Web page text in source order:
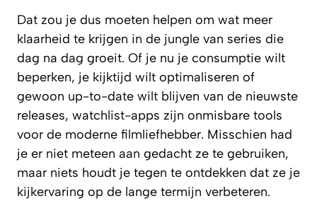
Dat zou je dus moeten helpen om wat meer
klaarheid te krijgen in de jungle van series die
dag na dag groeit. Of je nu je consumptie wilt
beperken, je kijktijd wilt optimaliseren of
gewoon up-to-date wilt blijven van de nieuwste
releases, watchlist-apps zijn onmisbare tools
voor de moderne filmliefhebber. Misschien had
je er niet meteen aan gedacht ze te gebruiken,
maar niets houdt je tegen te ontdekken dat ze je
kijkervaring op de lange termijn verbeteren.